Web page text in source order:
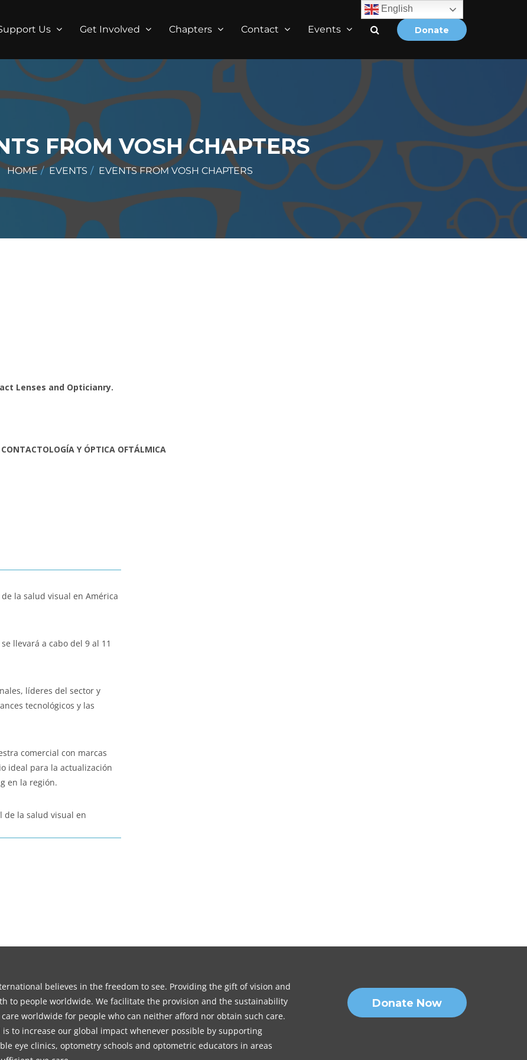
Donate
Us Get Involved Chapters Contact Events
FROM VOSH CHAPTERS
HOME EVENTS EVENTS FROM VOSH CHAPTERS
Lenses and Opticianry.
Y ÓPTICA OFTÁLMICA
la salud visual en América
llevará a cabo del 9 al 11
líderes del sector y
tecnológicos y las
comercial con marcas
ideal para la actualización
en la región.
de la salud visual en
believes in the freedom to see. Providing the gift of vision and
to people worldwide. We facilitate the provision and the sustainability
worldwide for people who can neither afford nor obtain such care.
is to increase our global impact whenever possible by supporting
eye clinics, optometry schools and optometric educators in areas
Donate Now
English